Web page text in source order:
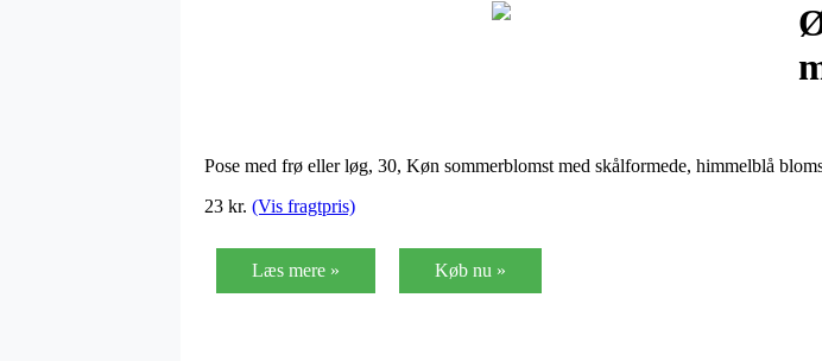
Pose med frø eller løg, 30, Køn sommerblomst med skålformede, himmelblå
23 kr. (Vis fragtpris)
Læs mere » Køb nu »